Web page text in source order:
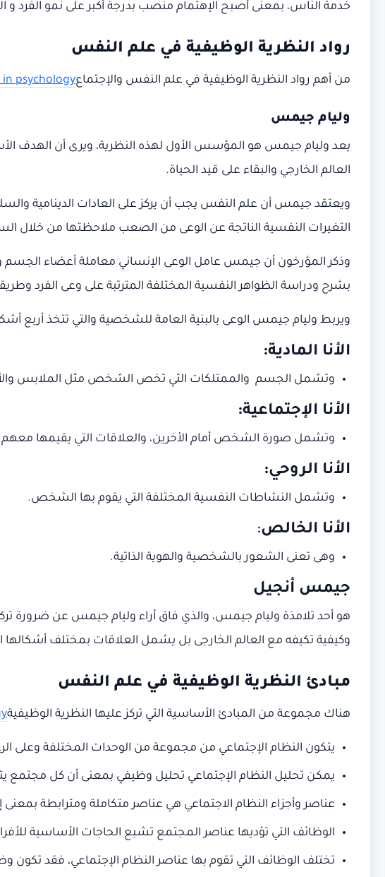
خدمة الناس، بمعنى أصبح الإهتمام منصب بدرجة أكبر على نمو الفرد و
رواد النظرية الوظيفية في علم النفس
من أهم رواد النظرية الوظيفية في علم النفس والإجتماعpsychology
وليام جيمس
يعد وليام جيمس هو المؤسس الأول لهذه النظرية، ويرى أن الهدف
العالم الخارجي والبقاء على قيد الحياة.
ويعتقد جيمس أن علم النفس يجب أن يركز على العادات الدينامية
التغيرات النفسية الناتجة عن الوعى من الصعب ملاحظتها من خلال
وذكر المؤرخون أن جيمس عامل الوعى الإنساني معاملة أعضاء الجسم
بشرح ودراسة الظواهر النفسية المختلفة المترتبة على وعى الفرد
ويربط وليام جيمس الوعى بالبنية العامة للشخصية والتي تتخذ أربع
الأنا المادية:
وتشمل الجسم والممتلكات التي تخص الشخص مثل الملابس
الأنا الإجتماعية:
وتشمل صورة الشخص أمام الأخرين، والعلاقات التي يقيمها
الأنا الروحي:
وتشمل النشاطات النفسية المختلفة التي يقوم بها الشخص.
الأنا الخالص:
وهى تعنى الشعور بالشخصية والهوية الذاتية.
جيمس أنجيل
هو أحد تلامذة وليام جيمس، والذي فاق أراء وليام جيمس عن ضرورة
وكيفية تكيفه مع العالم الخارجى بل يشمل العلاقات بمختلف أشكالها
مبادئ النظرية الوظيفية في علم النفس
هناك مجموعة من المبادئ الأساسية التي تركز عليها النظرية الوظيفية
يتكون النظام الإجتماعي من مجموعة من الوحدات المختلفة وعلى
يمكن تحليل النظام الإجتماعي تحليل وظيفي بمعنى أن كل
عناصر وأجزاء النظام الاجتماعي هي عناصر متكاملة ومترابطة بمعنى
الوظائف التي تؤديها عناصر المجتمع تشبع الحاجات الأساسية
تختلف الوظائف التي تقوم بها عناصر النظام الإجتماعي، فقد تكون